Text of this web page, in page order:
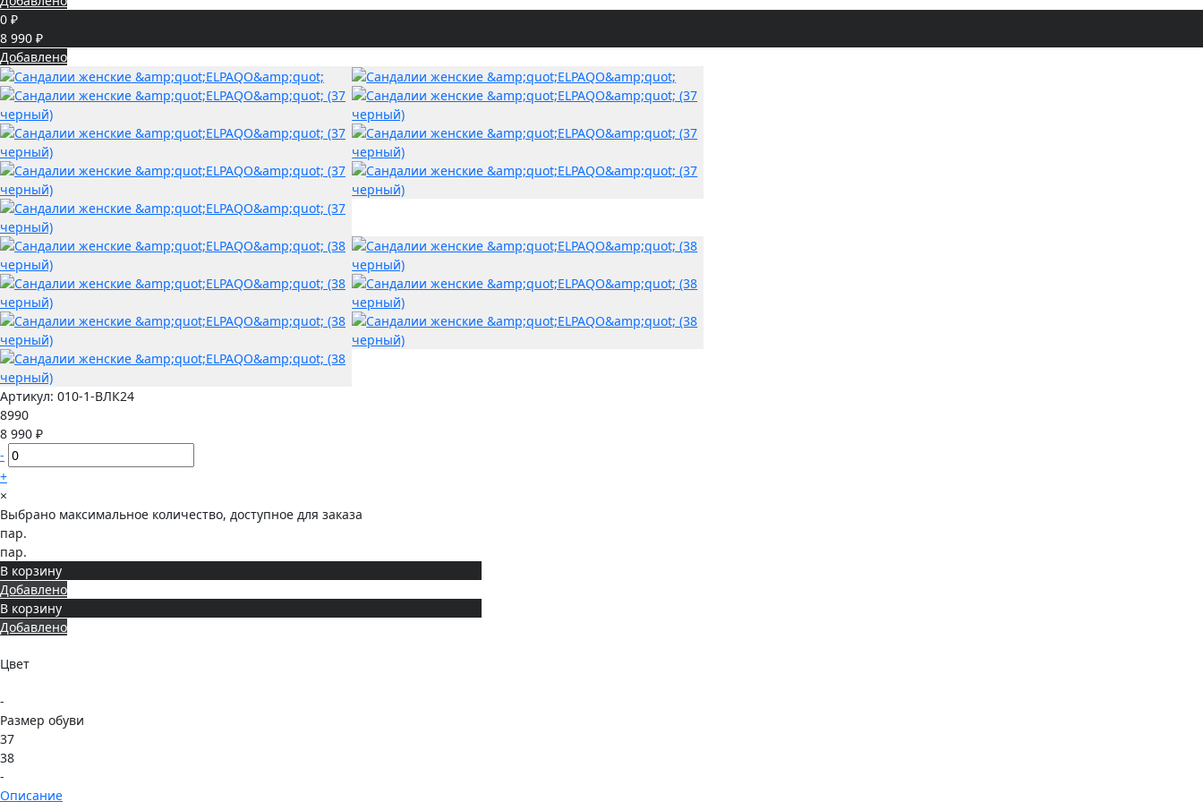
0 ₽
8 990 ₽
Добавлено
Артикул: 010-1-ВЛК24
8990
8 990 ₽
-
+
×
Выбрано максимальное количество, доступное для заказа
пар.
пар.
В корзину
Добавлено
В корзину
Добавлено
Цвет
-
Размер обуви
37
38
-
Описание